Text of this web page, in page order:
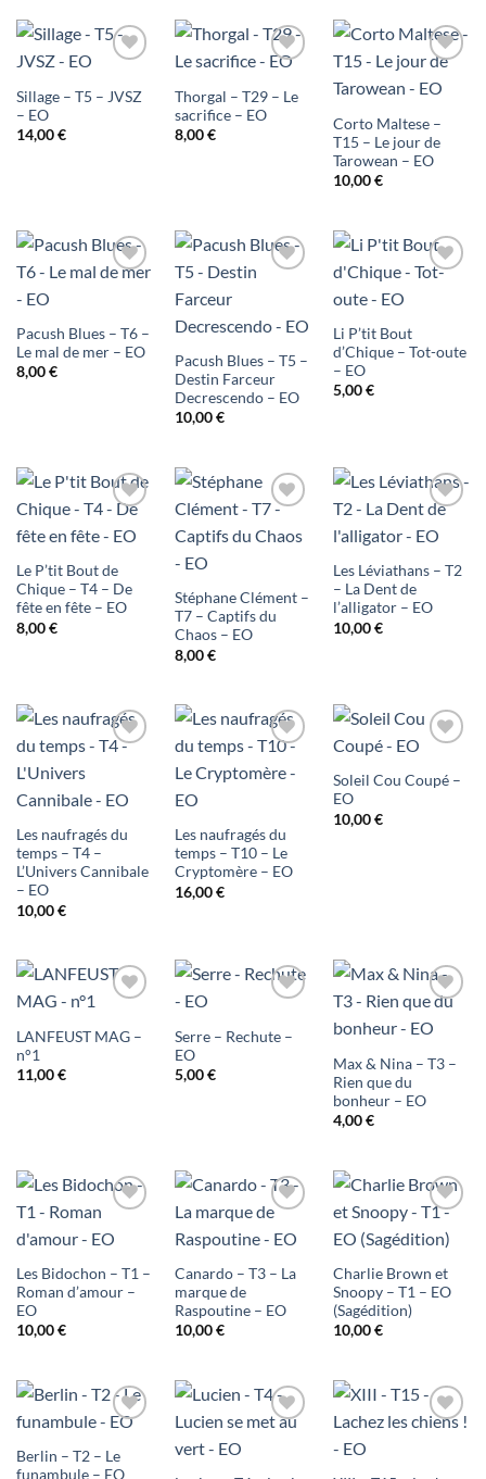
Sillage – T5 – JVSZ
– EO
14,00€
à ma
Thorgal – T29 – Le
sacrifice – EO
8,00€
Ajouter
liste
d'envies
Corto Maltese –
T15 – Le jour de
Tarowean – EO
10,00€
liste
Pacush Blues – T6 –
Le mal de mer – EO
8,00€
à ma
d'envies
Pacush Blues – T5 –
Destin Farceur
Decrescendo – EO
10,00€
Ajouter
liste
Li P’tit Bout
d’Chique – Tot-oute
– EO
5,00€
Ajouter
liste
d'envies
Le P’tit Bout de
Chique – T4 – De
fête en fête – EO
8,00€
Ajouter
d'envies
Stéphane Clément –
T7 – Captifs du
Chaos – EO
8,00€
Ajouter
liste
d'envies
Les Léviathans – T2
– La Dent de
l’alligator – EO
10,00€
à ma
d'envies
Les naufragés du
temps – T4 –
L’Univers Cannibale
– EO
10,00€
Ajouter
d'envies
Les naufragés du
temps – T10 – Le
Cryptomère – EO
16,00€
Soleil Cou Coupé –
EO
10,00€
LANFEUST MAG –
n°1
11,00€
Serre – Rechute –
EO
5,00€
Ajouter
liste
d'envies
Max & Nina – T3 –
Rien que du
bonheur – EO
4,00€
Ajouter
liste
Les Bidochon – T1 –
Roman d’amour –
EO
10,00€
Ajouter
liste
d'envies
Canardo – T3 – La
marque de
Raspoutine – EO
10,00€
Ajouter
liste
d'envies
Charlie Brown et
Snoopy – T1 – EO
(Sagédition)
10,00€
à ma
Berlin – T2 – Le
funambule – EO
Ajouter